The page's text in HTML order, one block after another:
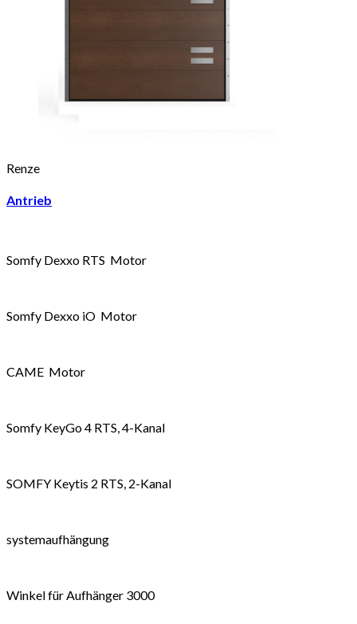
Renze
Antrieb
Somfy Dexxo RTS Motor
Somfy Dexxo iO Motor
CAME Motor
Somfy KeyGo 4 RTS, 4-Kanal
SOMFY Keytis 2 RTS, 2-Kanal
systemaufhängung
Winkel für Aufhänger 3000